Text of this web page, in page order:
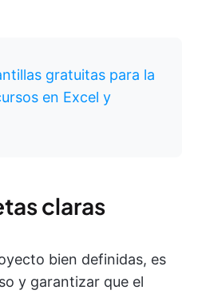
gratuitas para la
en Excel y
claras
bien definidas, es
y garantizar que el